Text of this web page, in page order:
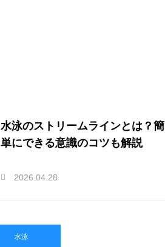
水泳のストリームラインとは？簡
単にできる意識のコツも解説
2026.04.28
水泳